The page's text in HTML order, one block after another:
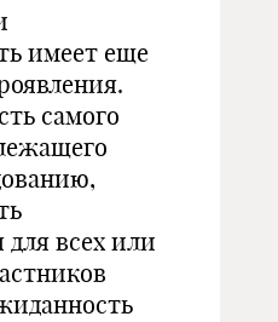
имеет еще
самого
для всех или